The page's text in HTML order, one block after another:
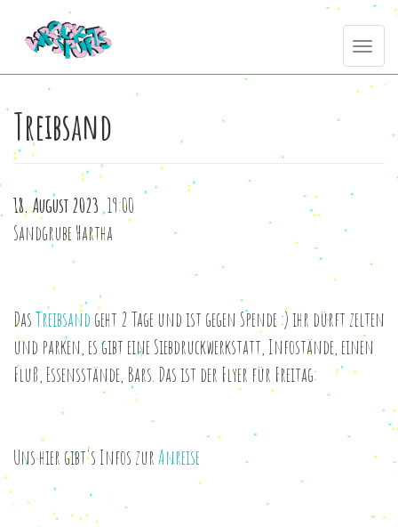
Direkt
Toggle
Treibsand
18. August 2023 19:00
Sandgrube Hartha
DasTreibsand geht 2 Tage und ist gegen Spende :) ihr dürft zelten
und parken, es gibt eine Siebdruckwerkstatt, Infostände, einen
Fluß, Essensstände, Bars. Das ist der Flyer für Freitag:
Uns hier gibt's Infos zurAnreise